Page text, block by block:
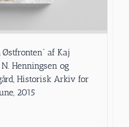
Østfronten” af Kaj
Henningsen og
Historisk Arkiv for
2015